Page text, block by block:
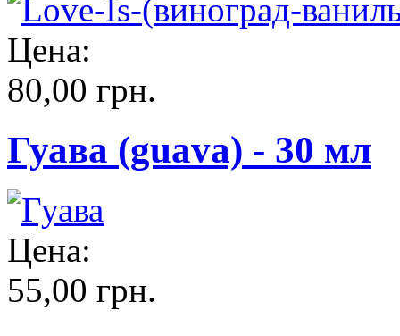
Цена:
80,00 грн.
Гуава (guava) - 30 мл
Цена:
55,00 грн.